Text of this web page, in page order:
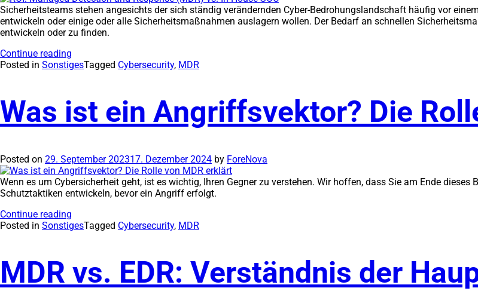
Sicherheitsteams stehen angesichts der sich ständig verändernden Cyber-Bedrohungslandschaft häufig vor
entwickeln oder einige oder alle Sicherheitsmaßnahmen auslagern wollen. Der Bedarf an schnellen
entwickeln oder zu finden.
Continue reading
Posted in SonstigesTagged Cybersecurity, MDR
Was ist ein Angriffsvektor? Die
Posted on 29. September 202317. Dezember 2024 by ForeNova
Wenn es um Cybersicherheit geht, ist es wichtig, Ihren Gegner zu verstehen. Wir hoffen, dass Sie am Ende
Schutztaktiken entwickeln, bevor ein Angriff erfolgt.
Continue reading
Posted in SonstigesTagged Cybersecurity, MDR
MDR vs. EDR: Verständnis der